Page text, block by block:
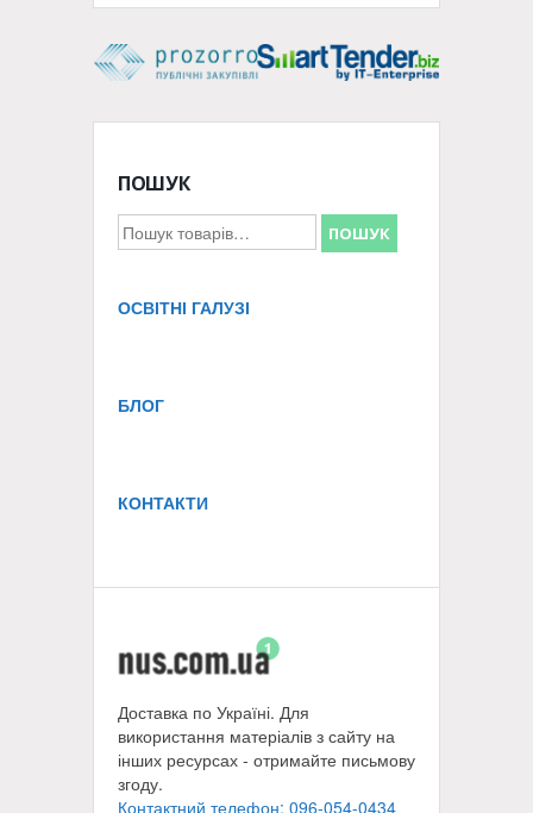
ПОШУК
Шукати: ПОШУК
ОСВІТНІ ГАЛУЗІ
БЛОГ
КОНТАКТИ
Доставка по Україні. Для
використання матеріалів з сайту на
інших ресурсах - отримайте письмову
згоду.
Контактний телефон: 096-054-0434